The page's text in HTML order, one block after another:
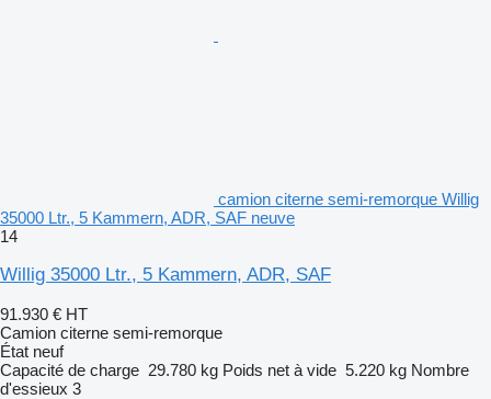
camion citerne semi-remorque Willig
35000 Ltr., 5 Kammern, ADR, SAF neuve
14
Willig 35000 Ltr., 5 Kammern, ADR, SAF
91.930 € HT
Camion citerne semi-remorque
État neuf
Capacité de charge 29.780 kg Poids net à vide 5.220 kg Nombre
d'essieux 3